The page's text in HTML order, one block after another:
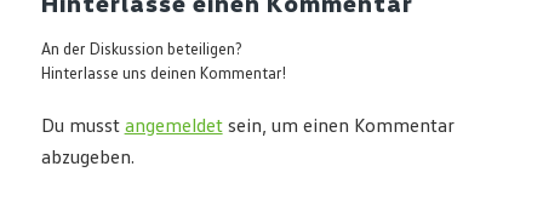
Hinterlasse einen Kommentar
An der Diskussion beteiligen?
Hinterlasse uns deinen Kommentar!
Du musst angemeldetsein, um einen Kommentar
abzugeben.